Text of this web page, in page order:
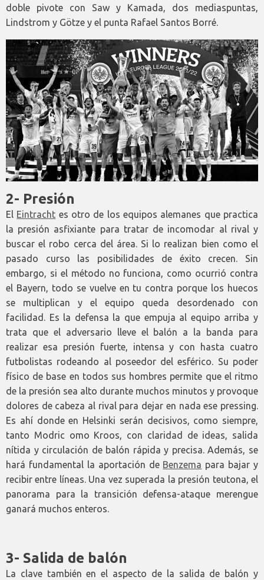
doble pivote con Saw y Kamada, dos mediaspuntas,
Lindstrom y Götze y el punta Rafael Santos Borré.
2- Presión
El Eintracht es otro de los equipos alemanes que practica
la presión asfixiante para tratar de incomodar al rival y
buscar el robo cerca del área. Si lo realizan bien como el
pasado curso las posibilidades de éxito crecen. Sin
embargo, si el método no funciona, como ocurrió contra
el Bayern, todo se vuelve en tu contra porque los huecos
se multiplican y el equipo queda desordenado con
facilidad. Es la defensa la que empuja al equipo arriba y
trata que el adversario lleve el balón a la banda para
realizar esa presión fuerte, intensa y con hasta cuatro
futbolistas rodeando al poseedor del esférico. Su poder
físico de base en todos sus hombres permite que el ritmo
de la presión sea alto durante muchos minutos y provoque
dolores de cabeza al rival para dejar en nada ese pressing.
Es ahí donde en Helsinki serán decisivos, como siempre,
tanto Modric omo Kroos, con claridad de ideas, salida
nítida y circulación de balón rápida y precisa. Además, se
hará fundamental la aportación de Benzema para bajar y
recibir entre líneas. Una vez superada la presión teutona, el
panorama para la transición defensa-ataque merengue
ganará muchos enteros.
3- Salida de balón
La clave también en el aspecto de la salida de balón y